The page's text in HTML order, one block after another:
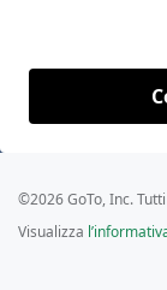
©2026 GoTo, Inc.
Visualizza